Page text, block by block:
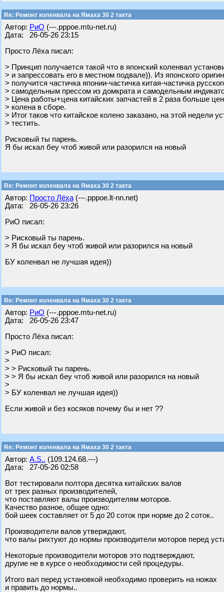
Re: Ремонт коленвала на Ямаха 30 2 такта
Автор: РиО (---.pppoe.mtu-net.ru)
Дата: 26-05-26 23:15
Просто Лёха писал:
> Принцип получается такой что в японский коленвал
> и запрессовать его в местном подвале)). Из японского
> получится частичка японии-частичка китая-частичка
> самодельным прессом из домкрата и самодельным
> Цена работы+цена китайских запчастей в 2 раза больше
> колена в сборе.
> Итог таков что китайское колено заказано, на этой недели
> тестить.
Рисковый ты парень.
Я бы искал беу чтоб живой или разорился на новый
Re: Ремонт коленвала на Ямаха 30 2 такта
Автор: Просто Лёха (---.pppoe.lt-nn.net)
Дата: 26-05-26 23:26
РиО писал:
> Рисковый ты парень.
> Я бы искал беу чтоб живой или разорился на новый
БУ коленвал не лучшая идея))
Re: Ремонт коленвала на Ямаха 30 2 такта
Автор: РиО (---.pppoe.mtu-net.ru)
Дата: 26-05-26 23:47
Просто Лёха писал:
> РиО писал:
>
> > Рисковый ты парень.
> > Я бы искал беу чтоб живой или разорился на новый
>
> БУ коленвал не лучшая идея))
Если живой и без косяков почему бы и нет ??
Re: Ремонт коленвала на Ямаха 30 2 такта
Автор: A.S.. (109.124.68.---)
Дата: 27-05-26 02:58
Вот тестировали полтора десятка китайских валов
от трех разных производителей,
что поставляют валы производителям моторов.
Качество разное, общее одно:
бой шеек составляет от 5 до 20 соток при норме до 2 соток..
Производители валов утверждают,
что валы рихтуют до нормы производители моторов перед
Некоторые производители моторов это подтверждают,
другие не в курсе о необходимости сей процедуры.
Итого вал перед установкой необходимо проверить на ножах
и править до нормы..